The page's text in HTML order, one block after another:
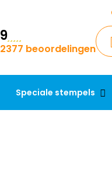
9
2377 beoordelingen
Speciale stempels
Krijg een
Chatbot
Chat 24/7
Contact